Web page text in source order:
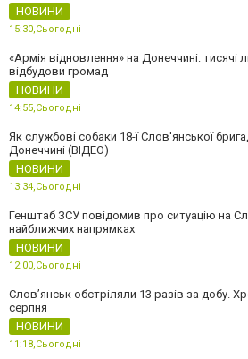
НОВИНИ
15:30, Сьогодні
«Армія відновлення» на Донеччині:
відбудови громад
НОВИНИ
14:55, Сьогодні
Як службові собаки 18-ї Слов'янської
Донеччині (ВІДЕО)
НОВИНИ
13:34, Сьогодні
Генштаб ЗСУ повідомив про ситуацію на
найближчих напрямках
НОВИНИ
12:00, Сьогодні
Слов’янськ обстріляли 13 разів за добу.
серпня
НОВИНИ
11:18, Сьогодні